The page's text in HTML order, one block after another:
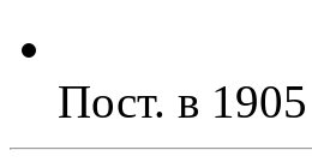
Пост. в 1905